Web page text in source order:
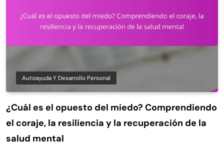
Autoayuda Y Desarrollo Personal
¿Cuál es el opuesto del miedo? Comprendiendo
el coraje, la resiliencia y la recuperación de la
salud mental